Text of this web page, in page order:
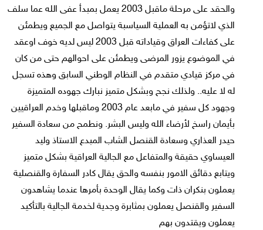
والحقد على مرحلة ماقبل 2003 يعمل بمبدأ عفى الله عما سلف
الذي لاتؤمن به العملية السياسبة يتواصل مع الجميع ويطمئن
على كفاءات العراق وقياداته قبل 2003 ليس لديه خوف اوعقد
في الموضوع يزور المرضى ويطمئن على احوالهم حتى من كان
في مركز قيادي متقدم في النظام الوطني السابق وهذه تسجل
له لا عليه.. ولذلك نجح وبشكل متميز نبارك جهوده المتميزة
وجهود كل سفير في مابعد عام 2003 وماقبلها وخدم العراقيين
بأيمان راسخ لأرضاء الله وليس البشر. ونطمح من سعادة السفير
حيدر العذاري وسعادة القنصل الشاب المبدع الاستاذ وليد
العيساوي حقيقة والمتفاعل مع الجالية العراقية بشكل متميز
ويتابع دقائق الامور بنفسه والحق يقال كادر السفارة والقنصلية
يعملون بنكران ذات وكما يقال الوحدة بأمرها عندما يشاهدون
السفير والقنصل يعملون بمثابرة وجدية لخدمة الجالية بالتأكيد
يعملون ويقتدون بهم